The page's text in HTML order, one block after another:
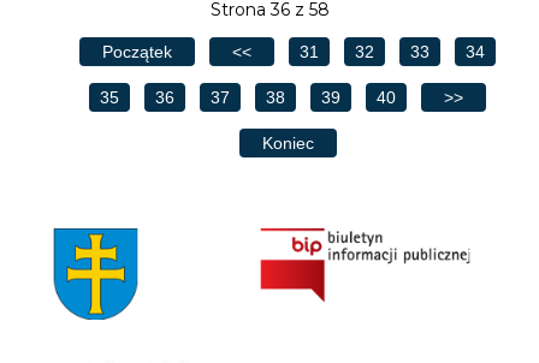
Strona 36 z 58
Początek << 31 32 33 34
35 36 37 38 39 40 >>
Koniec